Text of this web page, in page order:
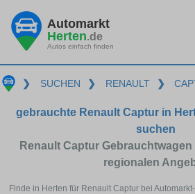
Automarkt
Herten.de
Autos einfach finden
❯ SUCHEN ❯ RENAULT ❯
gebrauchte Renault Captur in
suchen
Renault Captur
regionalen
Finde in Herten für Renault Captur bei